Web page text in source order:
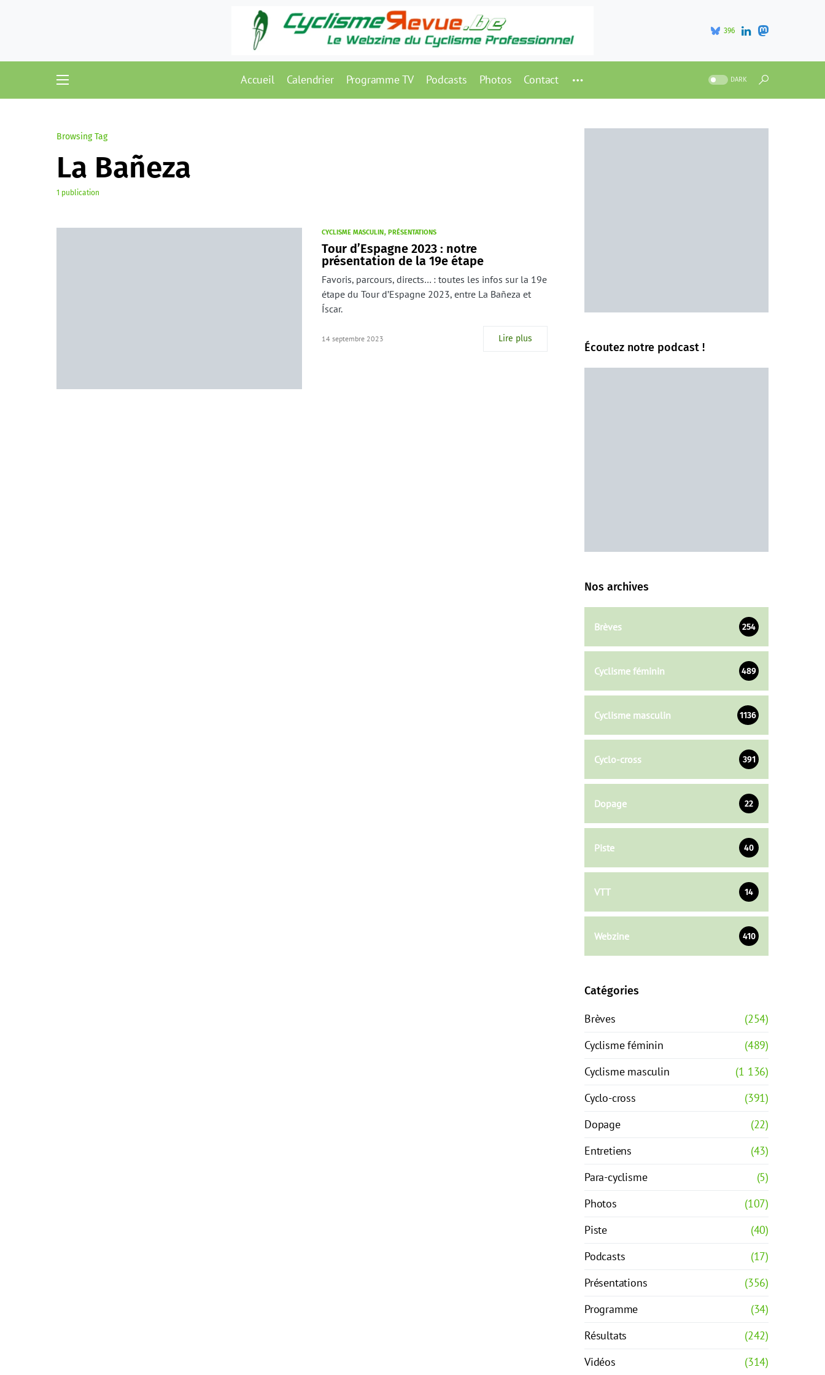
396
Accueil Calendrier Programme TV Podcasts Photos Contact DARK
Browsing Tag
La Bañeza
1 publication
CYCLISME MASCULIN PRÉSENTATIONS
Tour d’Espagne 2023 : notre
présentation de la 19e étape
Favoris, parcours, directs… : toutes les infos sur la 19e
étape du Tour d’Espagne 2023, entre La Bañeza et
Íscar.
14 septembre 2023 Lire plus
Écoutez notre podcast !
Nos archives
Brèves 254
Cyclisme féminin 489
Cyclisme masculin 1136
Cyclo-cross 391
Dopage 22
Piste 40
VTT 14
Webzine 410
Catégories
Brèves
(254)
Cyclisme féminin
(489)
Cyclisme masculin
(1 136)
Cyclo-cross
(391)
Dopage
(22)
Entretiens
(43)
Para-cyclisme
(5)
Photos
(107)
Piste
(40)
Podcasts
(17)
Présentations
(356)
Programme
(34)
Résultats
(242)
Vidéos
(314)